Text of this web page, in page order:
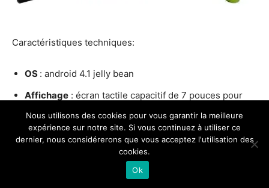
Caractéristiques techniques:
OS : android 4.1 jelly bean
Affichage : écran tactile capacitif de 7 pouces pour
une résolution de 800×480
Processeur: Boxchip A13-Cortex A8
: 512 MB de RAM
: 4Go extensible par MicroSD jusqu’à 64 Go
Nous utilisons des cookies pour vous garantir la meilleure
expérience sur notre site. Si vous continuez à utiliser ce
dernier, nous considérerons que vous acceptez l'utilisation des
cookies.
Ok